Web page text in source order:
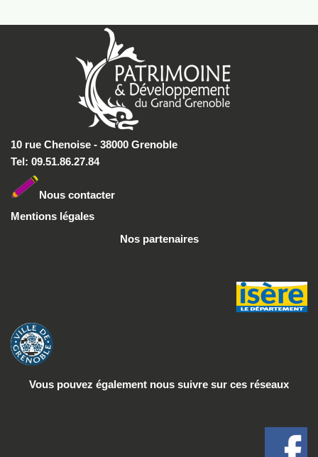
10 rue Chenoise - 38000 Grenoble
Tel: 09.51.86.27.84
Nous contacter
Mentions légales
Nos partenaires
Vous pouvez également nous suivre sur ces réseaux